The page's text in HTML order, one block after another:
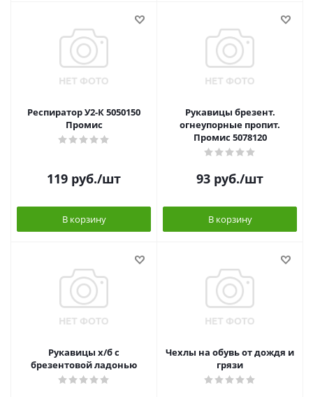
Респиратор У2-К 5050150
Промис
119 руб./шт
В корзину
Рукавицы брезент.
огнеупорные пропит.
Промис 5078120
93 руб./шт
В корзину
Рукавицы х/б с
брезентовой ладонью
Чехлы на обувь от дождя и
грязи